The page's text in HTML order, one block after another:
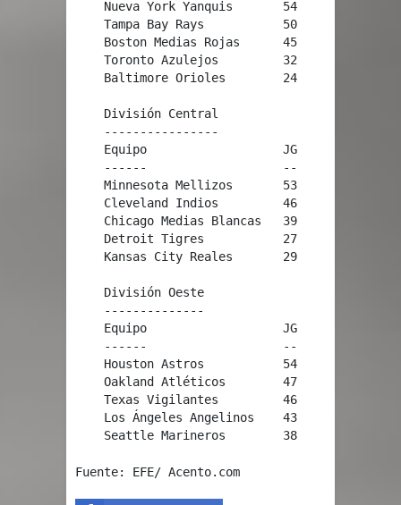
Nueva York Yanquis       54      29
Tampa Bay Rays           50      36
Boston Medias Rojas      45      40
Toronto Azulejos         32      54
Baltimore Orioles        24      61
    División Central
    ----------------
Equipo                   JG      JP
------                   --      --
Minnesota Mellizos       53      31
Cleveland Indios         46      38
Chicago Medias Blancas   39      42
Detroit Tigres           27      52
Kansas City Reales       29      57
    División Oeste
    --------------
Equipo                   JG      JP
------                   --      --
Houston Astros           54      32
Oakland Atléticos        47      39
Texas Vigilantes         46      39
Los Ángeles Angelinos    43      43
Seattle Marineros        38      51
Fuente: EFE/ Acento.com